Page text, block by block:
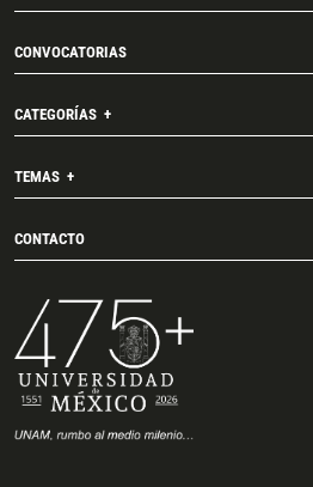
CONVOCATORIAS
CATEGORÍAS
TEMAS
CONTACTO